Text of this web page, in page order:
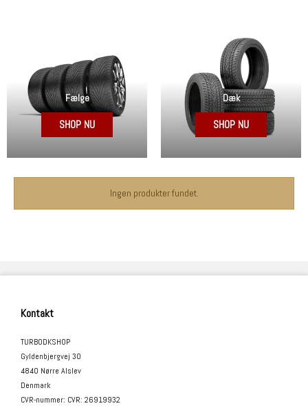
Fælge
SHOP NU
Dæk
SHOP NU
Ingen produkter fundet.
Kontakt
TURBODKSHOP
Gyldenbjergvej 30
4840 Nørre Alslev
Denmark
CVR-nummer: CVR: 26919932